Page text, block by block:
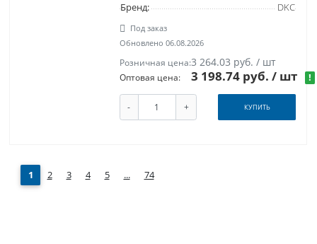
Бренд:
DKC
Под заказ
Обновлено 06.08.2026
Розничная цена:3 264.03 руб. / шт
Оптовая цена: 3 198.74 руб./ шт !
- + КУПИТЬ
1 2 3 4 5 ... 74